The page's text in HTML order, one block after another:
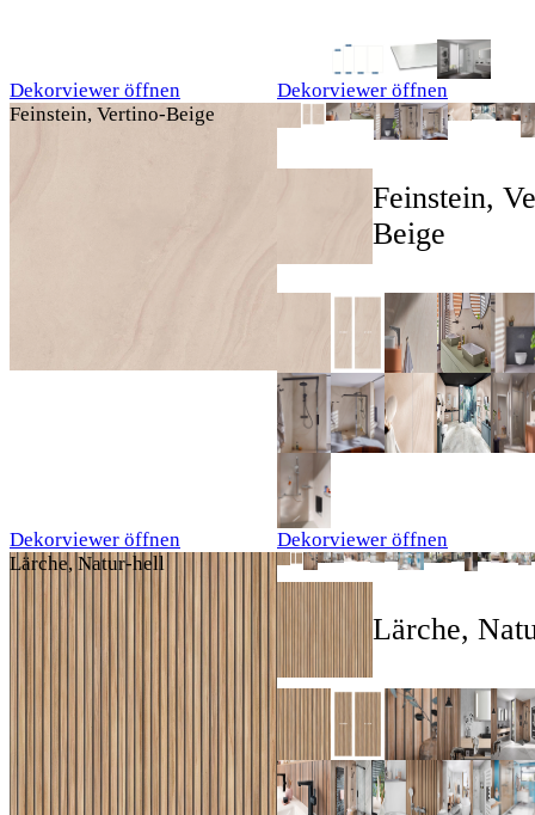
Dekorviewer öffnen
Dekorviewer öffnen
Feinstein, Vertino-Beige
Dekorviewer öffnen
Feinstein,
Beige
Dekorviewer öffnen
Lärche, Natur-hell
Lärche,